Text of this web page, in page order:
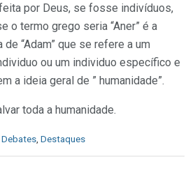
por Deus, se fosse indivíduos,
o termo grego seria “Aner” é a
“Adam” que se refere a um
ou um individuo específico e
a ideia geral de ” humanidade”.
toda a humanidade.
Debates, Destaques